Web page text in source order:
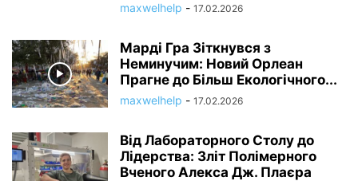
maxwelhelp - 17.02.2026
Марді Гра Зіткнувся з
Неминучим: Новий Орлеан
Прагне до Більш Екологічного...
maxwelhelp - 17.02.2026
Від Лабораторного Столу до
Лідерства: Зліт Полімерного
Вченого Алекса Дж. Плаєра